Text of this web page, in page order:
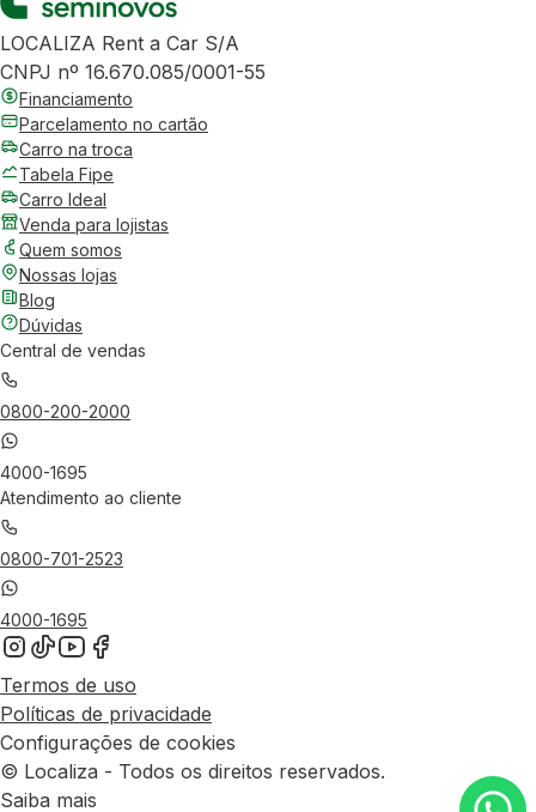
LOCALIZA Rent a Car S/A
CNPJ nº 16.670.085/0001-55
Financiamento
Parcelamento no cartão
Carro na troca
Tabela Fipe
Carro Ideal
Venda para lojistas
Quem somos
Nossas lojas
Blog
Dúvidas
Central de vendas
0800-200-2000
4000-1695
Atendimento ao cliente
0800-701-2523
4000-1695
Termos de uso
Políticas de privacidade
Configurações de cookies
© Localiza - Todos os direitos reservados.
Saiba mais